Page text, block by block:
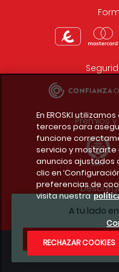
A tu lado
Premios
Condiciones
En EROSKI
terceros para
funcione
servicio y
anuncios ajustados
clic en
preferencias de
visita nuestra
RECHAZAR COOKIES